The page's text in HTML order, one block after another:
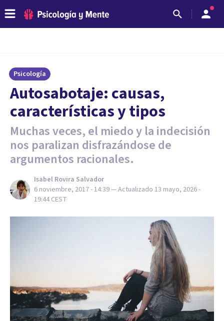
Psicología
Autosabotaje: causas,
características y tipos
Muchas veces, el miedo y la indecisión
nos paralizan disfrazándose de
argumentos racionales.
Isabel Rovira Salvador
6 noviembre, 2017 - 14:39— Actualizado 13 mayo, 2026 -
19:44 CEST